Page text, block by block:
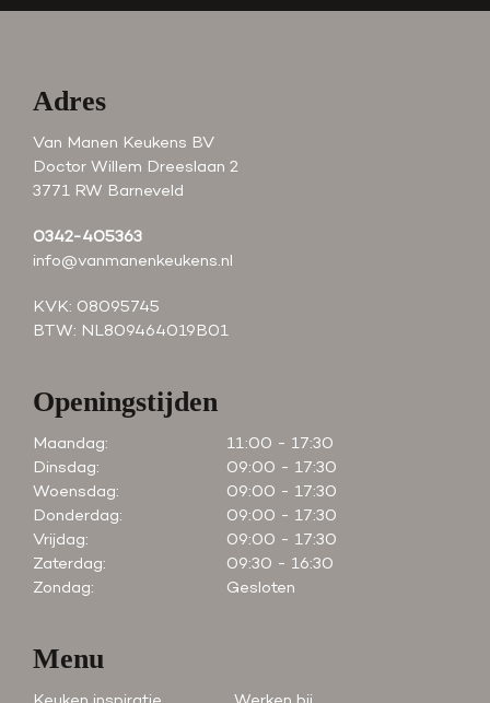
Adres
Van Manen Keukens BV
Doctor Willem Dreeslaan 2
3771 RW Barneveld
0342-405363
info@vanmanenkeukens.nl
KVK: 08095745
BTW: NL809464019B01
Openingstijden
Maandag:
11:00 - 17:30
Dinsdag:
09:00 - 17:30
Woensdag:
09:00 - 17:30
Donderdag:
09:00 - 17:30
Vrijdag:
09:00 - 17:30
Zaterdag:
09:30 - 16:30
Zondag:
Gesloten
Menu